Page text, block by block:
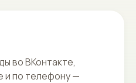
во ВКонтакте,
и по телефону —